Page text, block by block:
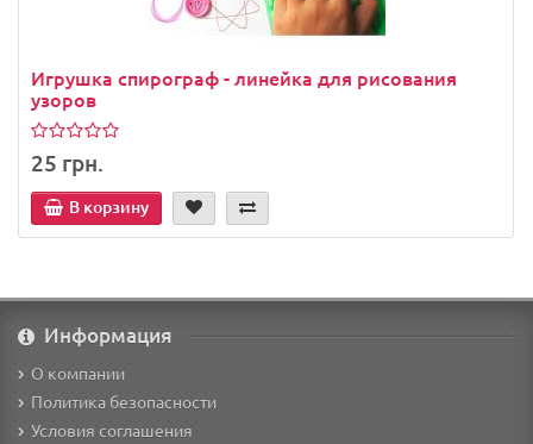
Игрушка спирограф - линейка для рисования
узоров
25 грн.
В корзину
Информация
О компании
Политика безопасности
Условия соглашения